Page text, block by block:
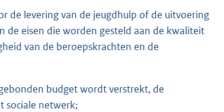
de levering van de jeugdhulp of de uitvoering
de eisen die worden gesteld aan de kwaliteit
van de beroepskrachten en de
budget wordt verstrekt, de
sociale netwerk;